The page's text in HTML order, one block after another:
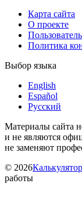
Карта сайта
О проекте
Политика
Выбор языка
English
Español
Русский
Материалы сайта
и не являются
не заменяют
© 2026
работы